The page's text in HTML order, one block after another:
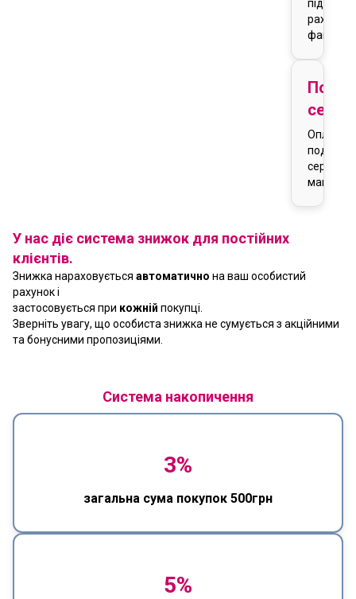
підставі
рахунку-
фактури
Оплата
магазину
У нас діє система знижок для постійних
клієнтів.
Знижка нараховується автоматично на ваш особистий
рахунок і
застосовується при кожній покупці.
Зверніть увагу, що особиста знижка не сумується з акційними
та бонусними пропозиціями.
Система накопичення
3%
загальна сума покупок 500грн
5%